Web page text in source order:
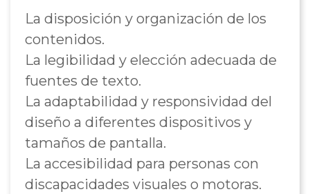
La disposición y organización de los
contenidos.
La legibilidad y elección adecuada de
fuentes de texto.
La adaptabilidad y responsividad del
diseño a diferentes dispositivos y
tamaños de pantalla.
La accesibilidad para personas con
discapacidades visuales o motoras.